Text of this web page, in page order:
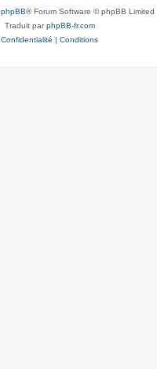
phpBB® Forum Software © phpBB Limited
Traduit parphpBB-fr.com
Confidentialité | Conditions